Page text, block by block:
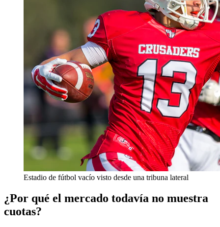
Estadio de fútbol vacío visto desde una tribuna lateral
¿Por qué el mercado todavía no muestra
cuotas?